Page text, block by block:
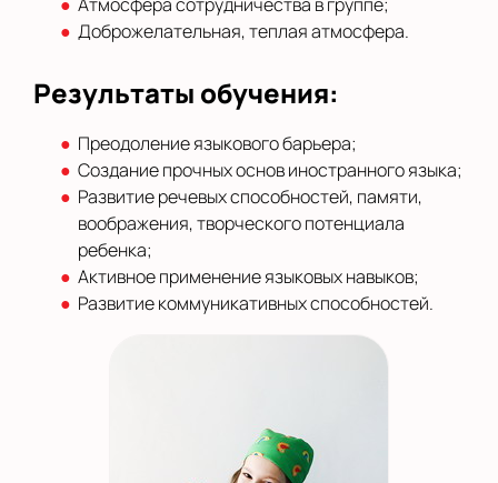
Доброжелательная, теплая атмосфера.
Результаты обучения:
Преодоление языкового барьера;
Создание прочных основ иностранного языка;
Развитие речевых способностей, памяти,
воображения, творческого потенциала
ребенка;
Активное применение языковых навыков;
Развитие коммуникативных способностей.